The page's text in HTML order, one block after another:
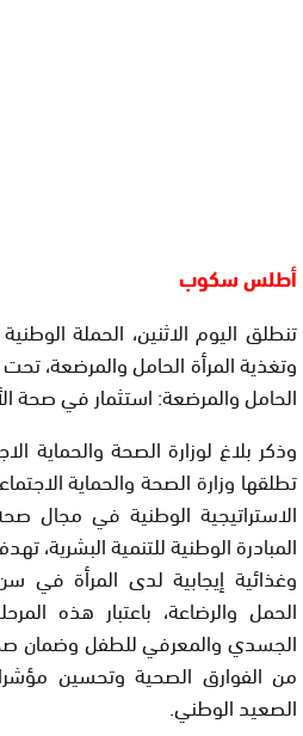
أطلس سكوب
تنطلق اليوم الاثنين، الحملة
وتغذية المرأة الحامل والمرضعة،
الحامل والمرضعة: استثمار في صحة
وذكر بلاغ لوزارة الصحة والحماية
تطلقها وزارة الصحة والحماية
الاستراتيجية الوطنية في مجال
المبادرة الوطنية للتنمية
وغذائية إيجابية لدى المرأة في
الحمل والرضاعة، باعتبار هذه
الجسدي والمعرفي للطفل وضمان
من الفوارق الصحية وتحسين
الصعيد الوطني.